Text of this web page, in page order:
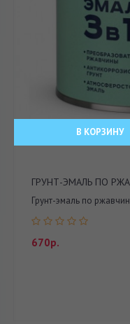
В КОРЗИНУ
ГРУНТ-ЭМАЛЬ ПО
Грунт-эмаль по
670р.